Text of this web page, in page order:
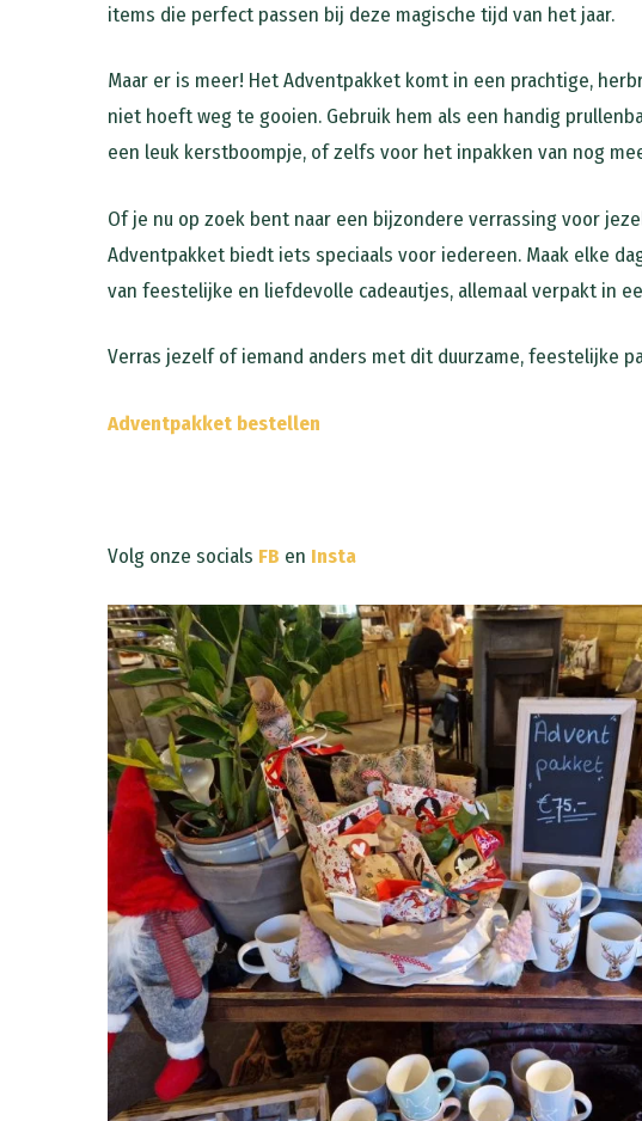
items die perfect passen bij deze magische tijd van het jaar.
Maar er is meer! Het Adventpakket komt in een prachtige,
niet hoeft weg te gooien. Gebruik hem als een handig
een leuk kerstboompje, of zelfs voor het inpakken van nog
Of je nu op zoek bent naar een bijzondere verrassing voor
Adventpakket biedt iets speciaals voor iedereen. Maak elke
van feestelijke en liefdevolle cadeautjes, allemaal verpakt in
Verras jezelf of iemand anders met dit duurzame, feestelijke
Adventpakket bestellen
Volg onze socials FB en Insta